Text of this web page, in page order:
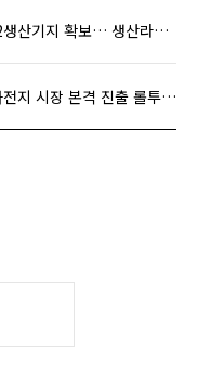
저스템, 제2생산기지 확보… 생산라인 안정화
저스템, 2차전지 시장 본격 진출 롤투롤 장비 추가 수주